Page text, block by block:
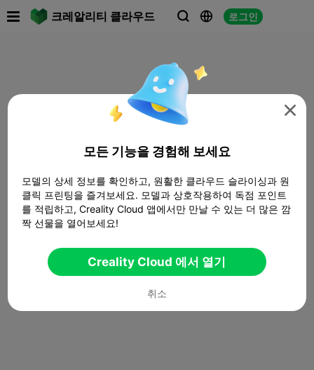
크레알리티 클라우드   로그인

모든 기능을 경험해 보세요
모델의 상세 정보를 확인하고, 원활한 클라우드 슬라이싱과 원
클릭 프린팅을 즐겨보세요. 모델과 상호작용하여 독점 포인트
를 적립하고, Creality Cloud 앱에서만 만날 수 있는 더 많은 깜
짝 선물을 열어보세요!
Creality Cloud 에서 열기
취소